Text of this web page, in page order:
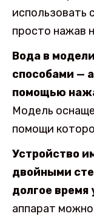
просто нажав
Вода в
способами —
помощью
Модель
помощи
Устройство
двойными
долгое
аппарат можно